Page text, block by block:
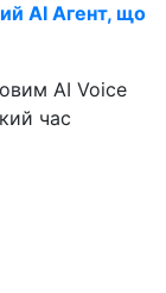
AI Агент, що
AI Voice
час